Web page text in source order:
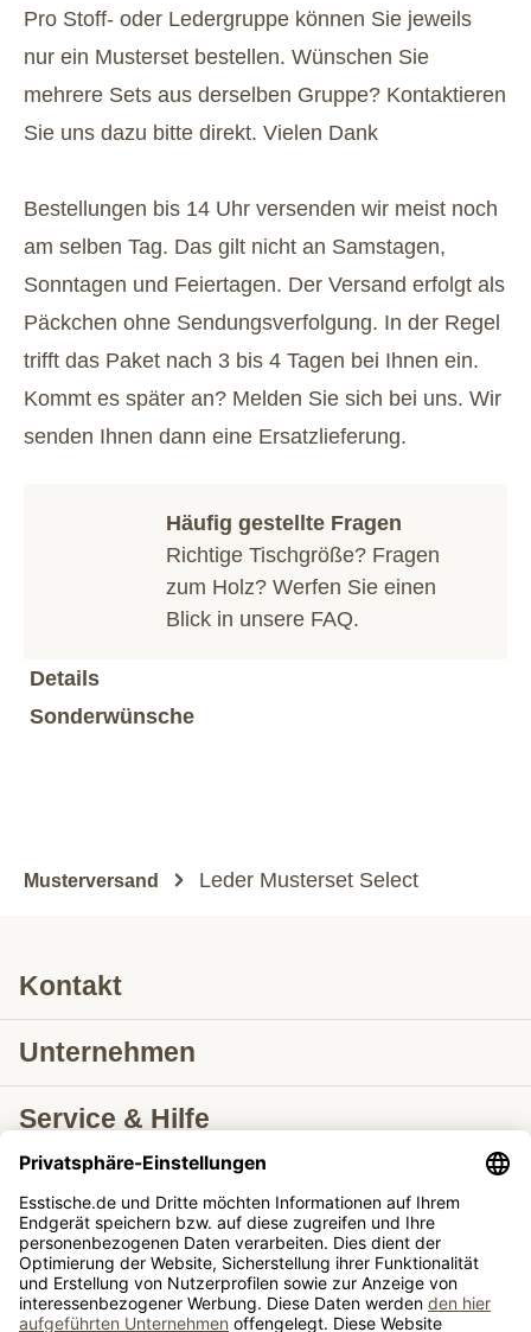
Pro Stoff- oder Ledergruppe können Sie jeweils
nur ein Musterset bestellen. Wünschen Sie
mehrere Sets aus derselben Gruppe? Kontaktieren
Sie uns dazu bitte direkt. Vielen Dank
Bestellungen bis 14 Uhr versenden wir meist noch
am selben Tag. Das gilt nicht an Samstagen,
Sonntagen und Feiertagen. Der Versand erfolgt als
Päckchen ohne Sendungsverfolgung. In der Regel
trifft das Paket nach 3 bis 4 Tagen bei Ihnen ein.
Kommt es später an? Melden Sie sich bei uns. Wir
senden Ihnen dann eine Ersatzlieferung.
Häufig gestellte Fragen
Richtige Tischgröße? Fragen
zum Holz? Werfen Sie einen
Blick in unsere FAQ.
Details
Sonderwünsche
Musterversand Leder Musterset Select
Kontakt
Unternehmen
Service & Hilfe
Lieferung nach
Tische ausziehbar
Tische